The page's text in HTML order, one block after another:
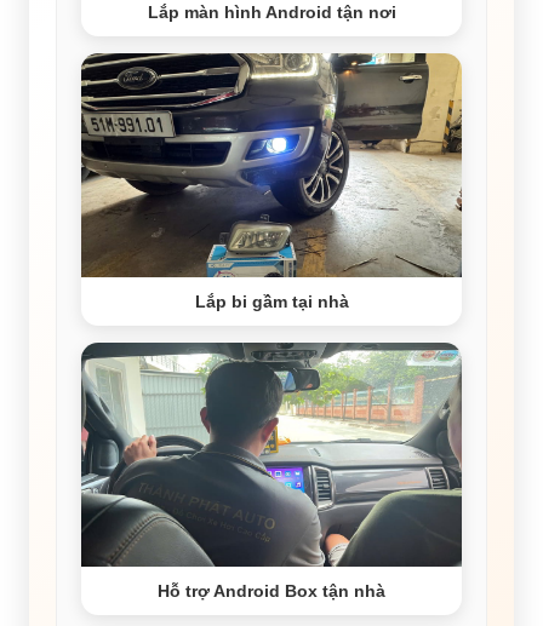
Lắp màn hình Android tận nơi
Lắp bi gầm tại nhà
Hỗ trợ Android Box tận nhà